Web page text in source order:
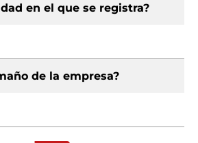
en el que se registra?
de la empresa?